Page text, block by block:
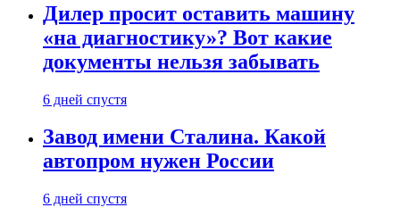
Дилер просит оставить машину
«на диагностику»? Вот какие
документы нельзя забывать
6 дней спустя
Завод имени Сталина. Какой
автопром нужен России
6 дней спустя